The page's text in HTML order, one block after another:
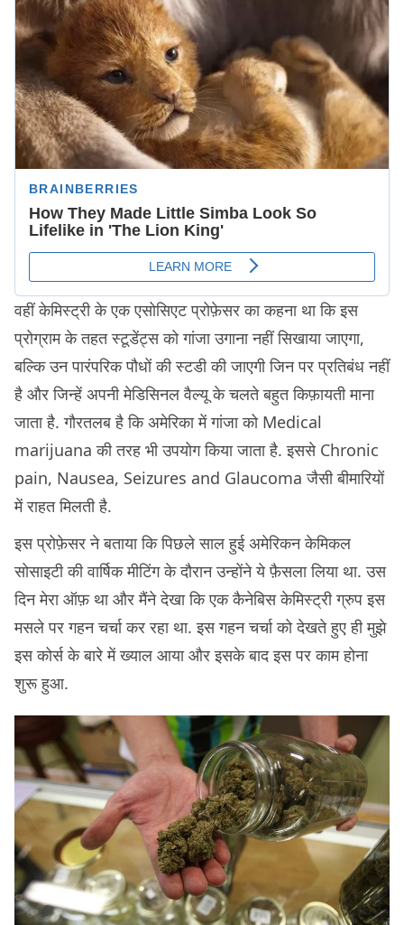
वहीं केमिस्ट्री के एक एसोसिएट प्रोफ़ेसर का कहना था कि इस
प्रोग्राम के तहत स्टूडेंट्स को गांजा उगाना नहीं सिखाया जाएगा,
बल्कि उन पारंपरिक पौधों की स्टडी की जाएगी जिन पर प्रतिबंध नहीं
है और जिन्हें अपनी मेडिसिनल वैल्यू के चलते बहुत किफ़ायती माना
जाता है. गौरतलब है कि अमेरिका में गांजा को Medical
marijuana की तरह भी उपयोग किया जाता है. इससे Chronic
pain, Nausea, Seizures and Glaucoma जैसी बीमारियों
में राहत मिलती है.
इस प्रोफ़ेसर ने बताया कि पिछले साल हुई अमेरिकन केमिकल
सोसाइटी की वार्षिक मीटिंग के दौरान उन्होंने ये फ़ैसला लिया था. उस
दिन मेरा ऑफ़ था और मैंने देखा कि एक कैनेबिस केमिस्ट्री ग्रुप इस
मसले पर गहन चर्चा कर रहा था. इस गहन चर्चा को देखते हुए ही मुझे
इस कोर्स के बारे में ख्याल आया और इसके बाद इस पर काम होना
शुरू हुआ.